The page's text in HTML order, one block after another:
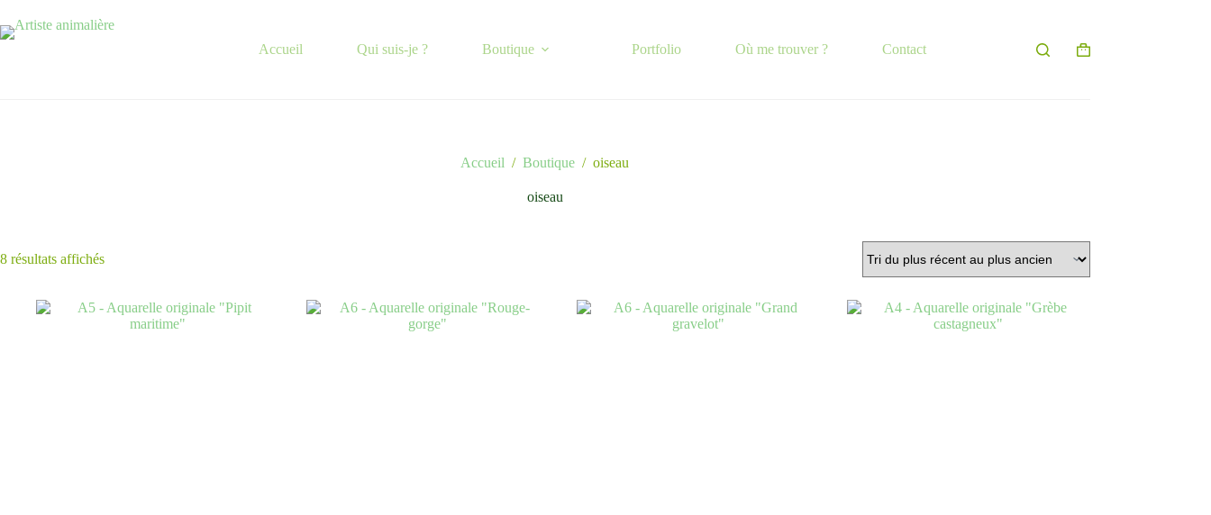
au
contenu
Accueil Qui suis-je ? Boutique Portfolio Où me trouver ? Contact
Panier
Accueil / Boutique / oiseau
oiseau
8 résultats affichésTrié
récent